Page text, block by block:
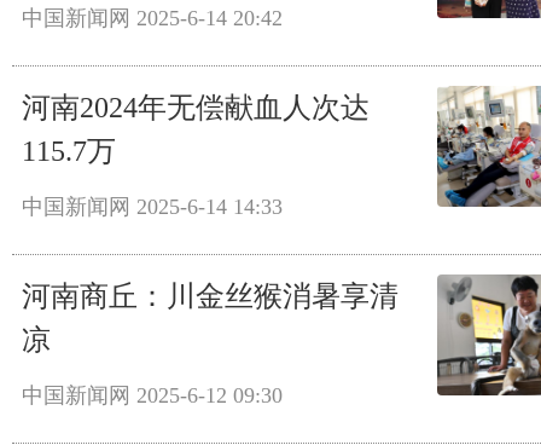
中国新闻网 2025-6-14 20:42
河南2024年无偿献血人次达
115.7万
中国新闻网 2025-6-14 14:33
河南商丘：川金丝猴消暑享清
凉
中国新闻网 2025-6-12 09:30